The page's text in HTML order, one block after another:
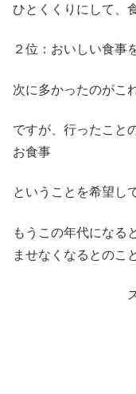
ひとくくりにして、
２位：おいしい食事
次に多かったのがこ
ですが、行ったこと
お食事
ということを希望し
もうこの年代になる
ませなくなるとのこ